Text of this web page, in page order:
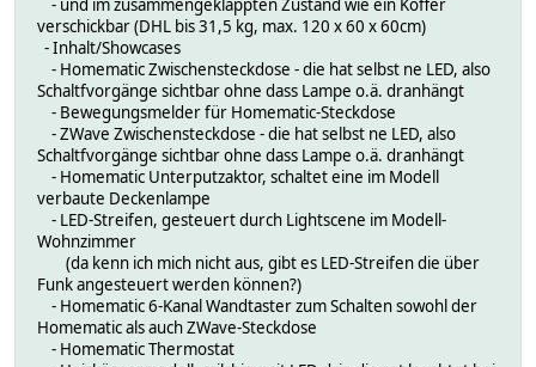
- und im zusammengeklappten Zustand wie ein Koffer
verschickbar (DHL bis 31,5 kg, max. 120 x 60 x 60cm)
- Inhalt/Showcases
- Homematic Zwischensteckdose - die hat selbst ne LED, also
Schaltfvorgänge sichtbar ohne dass Lampe o.ä. dranhängt
- Bewegungsmelder für Homematic-Steckdose
- ZWave Zwischensteckdose - die hat selbst ne LED, also
Schaltfvorgänge sichtbar ohne dass Lampe o.ä. dranhängt
- Homematic Unterputzaktor, schaltet eine im Modell
verbaute Deckenlampe
- LED-Streifen, gesteuert durch Lightscene im Modell-
Wohnzimmer
(da kenn ich mich nicht aus, gibt es LED-Streifen die über
Funk angesteuert werden können?)
- Homematic 6-Kanal Wandtaster zum Schalten sowohl der
Homematic als auch ZWave-Steckdose
- Homematic Thermostat